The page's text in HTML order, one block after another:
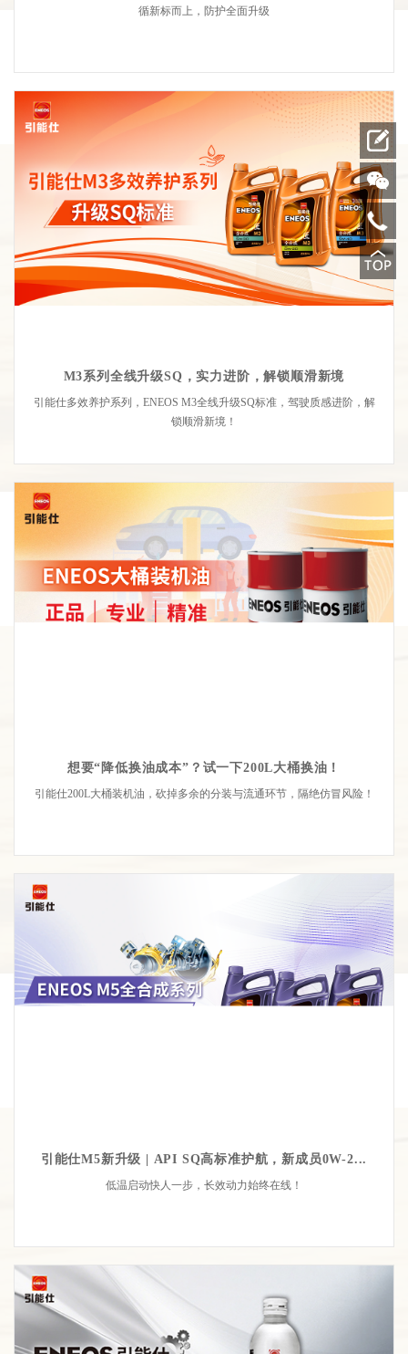
循新标而上，防护全面升级
M3系列全线升级SQ，实力进阶，解锁顺滑新境
引能仕多效养护系列，ENEOS M3全线升级SQ标准，驾驶质感进阶，解
锁顺滑新境！
想要“降低换油成本”？试一下200L大桶换油！
引能仕200L大桶装机油，砍掉多余的分装与流通环节，隔绝仿冒风险！
引能仕M5新升级 | API SQ高标准护航，新成员0W-2...
低温启动快人一步，长效动力始终在线！